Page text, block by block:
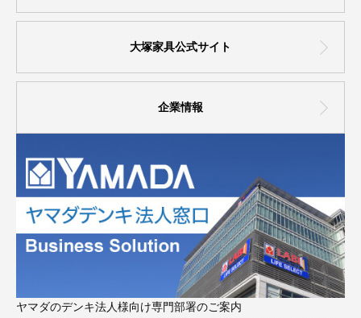
大塚家具公式サイト
企業情報
ヤマダのデンキ法人様向け専門部署のご案内